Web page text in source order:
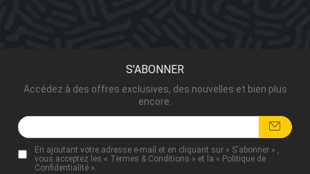
S'ABONNER
Accédez à des offres exclusives, des nouvelles et bien plus
encore.
En ajoutant votre adresse e-mail et en cliquant sur « S'abonner » ,
vous acceptez les « Termes & Conditions » et la « Politique de
Confidentialité ».